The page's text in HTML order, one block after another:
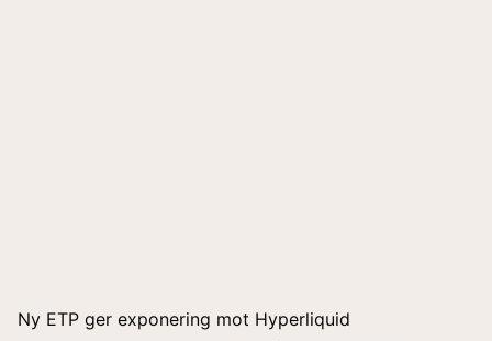
Ny ETP ger exponering mot Hyperliquid